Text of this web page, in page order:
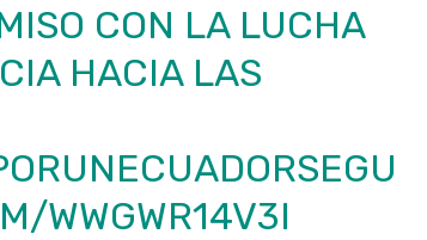
CON LA LUCHA
HACIA LAS
WWGWR14V3I